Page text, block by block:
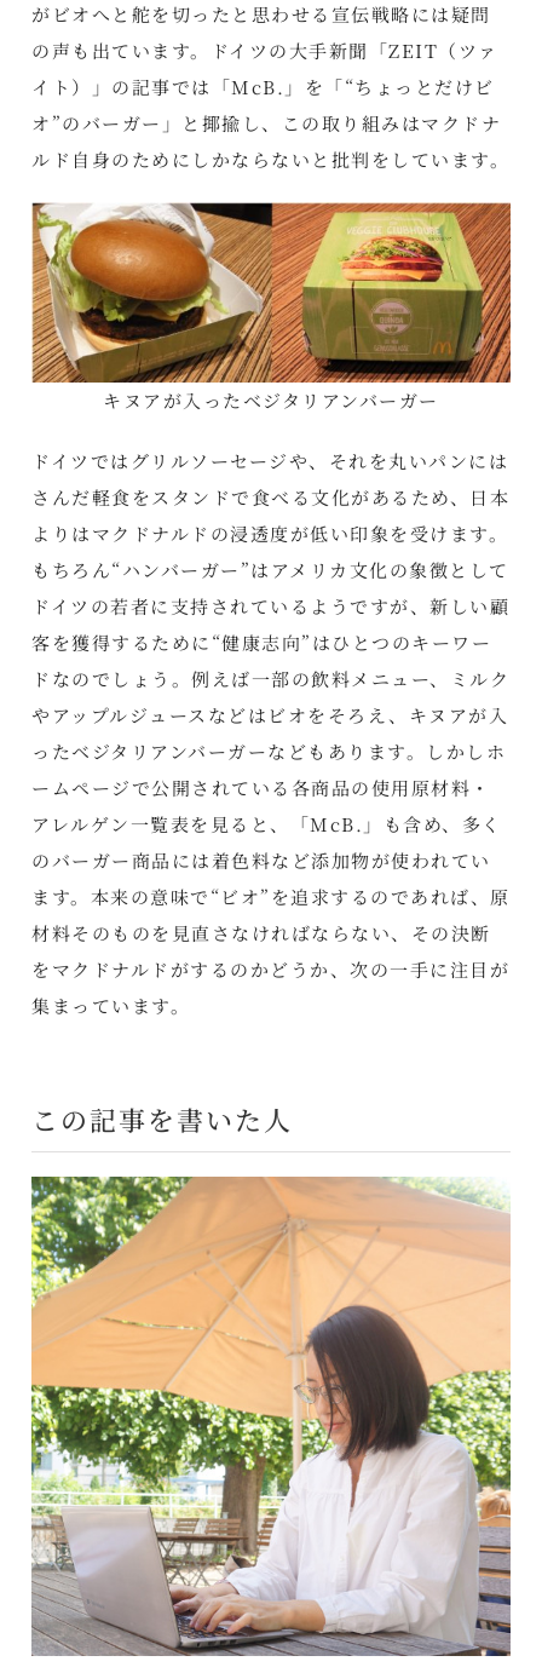
がビオへと舵を切ったと思わせる宣伝戦略には疑問
の声も出ています。ドイツの大手新聞「ZEIT（ツァ
イト）」の記事では「McB.」を「“ちょっとだけビ
オ”のバーガー」と揶揄し、この取り組みはマクドナ
ルド自身のためにしかならないと批判をしています。
キヌアが入ったベジタリアンバーガー
ドイツではグリルソーセージや、それを丸いパンには
さんだ軽食をスタンドで食べる文化があるため、日本
よりはマクドナルドの浸透度が低い印象を受けます。
もちろん“ハンバーガー”はアメリカ文化の象徴として
ドイツの若者に支持されているようですが、新しい顧
客を獲得するために“健康志向”はひとつのキーワー
ドなのでしょう。例えば一部の飲料メニュー、ミルク
やアップルジュースなどはビオをそろえ、キヌアが入
ったベジタリアンバーガーなどもあります。しかしホ
ームページで公開されている各商品の使用原材料・
アレルゲン一覧表を見ると、「McB.」も含め、多く
のバーガー商品には着色料など添加物が使われてい
ます。本来の意味で“ビオ”を追求するのであれば、原
材料そのものを見直さなければならない、その決断
をマクドナルドがするのかどうか、次の一手に注目が
集まっています。
この記事を書いた人